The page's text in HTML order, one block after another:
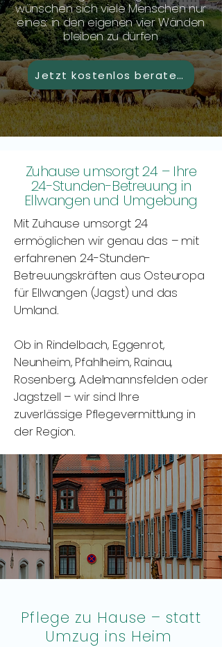
wünschen sich viele Menschen nur
eines: in den eigenen vier Wänden
bleiben zu dürfen
Jetzt kostenlos beraten lassen
Zuhause umsorgt 24 – Ihre
24-Stunden-Betreuung in
Ellwangen und Umgebung
Mit Zuhause umsorgt 24
ermöglichen wir genau das – mit
erfahrenen 24-Stunden-
Betreuungskräften aus Osteuropa
für Ellwangen (Jagst) und das
Umland.
Ob in Rindelbach, Eggenrot,
Neunheim, Pfahlheim, Rainau,
Rosenberg, Adelmannsfelden oder
Jagstzell – wir sind Ihre
zuverlässige Pflegevermittlung in
der Region.
Pflege zu Hause – statt
Umzug ins Heim